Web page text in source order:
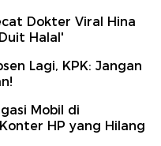
Dokter Viral Hina
Halal'
Lagi, KPK: Jangan
Mobil di
HP yang Hilang